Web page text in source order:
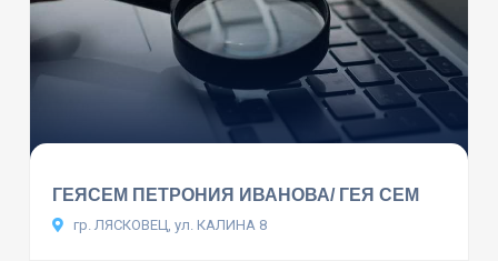
ГЕЯСЕМ ПЕТРОНИЯ ИВАНОВА/ ГЕЯ СЕМ
гр. ЛЯСКОВЕЦ, ул. КАЛИНА 8